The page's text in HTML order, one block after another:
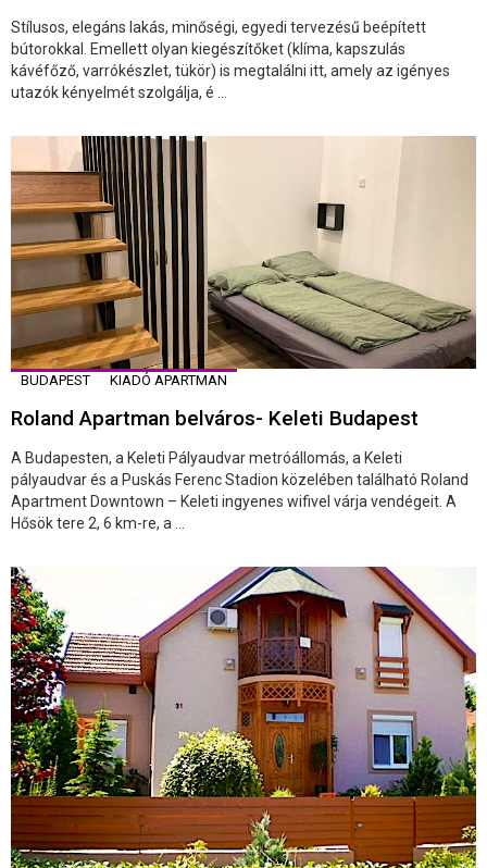
Stílusos, elegáns lakás, minőségi, egyedi tervezésű beépített
bútorokkal. Emellett olyan kiegészítőket (klíma, kapszulás
kávéfőző, varrókészlet, tükör) is megtalálni itt, amely az igényes
utazók kényelmét szolgálja, é ...
BUDAPEST KIADÓ APARTMAN
Roland Apartman belváros- Keleti Budapest
A Budapesten, a Keleti Pályaudvar metróállomás, a Keleti
pályaudvar és a Puskás Ferenc Stadion közelében található Roland
Apartment Downtown – Keleti ingyenes wifivel várja vendégeit. A
Hősök tere 2, 6 km-re, a ...